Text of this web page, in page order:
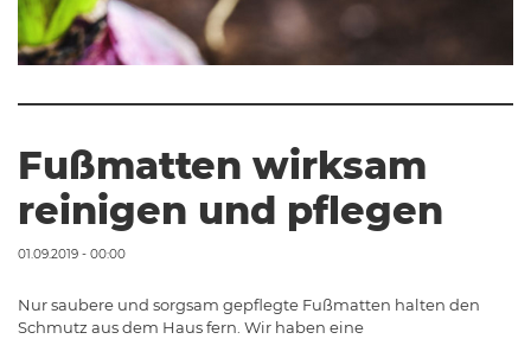
Fußmatten wirksam
reinigen und pflegen
01.09.2019 - 00:00
Nur saubere und sorgsam gepflegte Fußmatten halten den
Schmutz aus dem Haus fern. Wir haben eine